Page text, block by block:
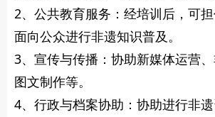
2、公共教育服务：经培训后，可
面向公众进行非遗知识普及。
3、宣传与传播：协助新媒体运营、
图文制作等。
4、行政与档案协助：协助进行非